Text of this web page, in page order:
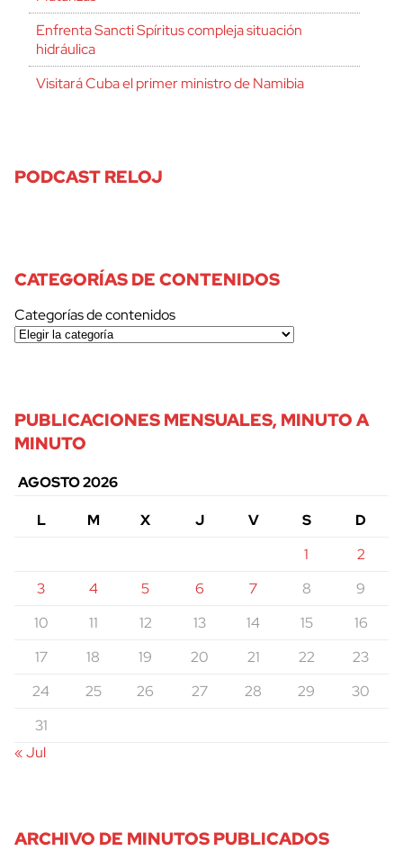
Enfrenta Sancti Spíritus compleja situación
hidráulica
Visitará Cuba el primer ministro de Namibia
PODCAST RELOJ
CATEGORÍAS DE CONTENIDOS
Categorías de contenidos
PUBLICACIONES MENSUALES, MINUTO A
MINUTO
AGOSTO 2026
L
M X J V S
D
1
2
3
4 5 6 7 8
9
10
11 12 13 14 15
16
17
18 19 20 21 22
23
24
25 26 27 28 29
30
31
« Jul
ARCHIVO DE MINUTOS PUBLICADOS